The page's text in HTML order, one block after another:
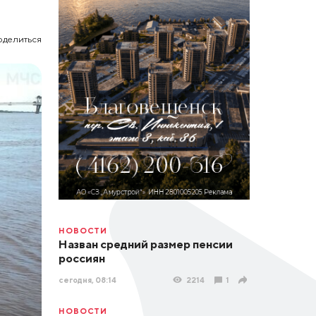
НОВОСТИ
Назван средний размер пенсии
россиян
сегодня, 08:14 2214 1
НОВОСТИ